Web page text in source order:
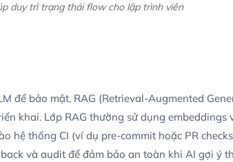
duy trì trạng thái flow cho lập trình viên
để bảo mật, RAG (Retrieval-Augmented
khai. Lớp RAG thường sử dụng embeddings
hệ thống CI (ví dụ pre-commit hoặc PR
và audit để đảm bảo an toàn khi AI gợi ý